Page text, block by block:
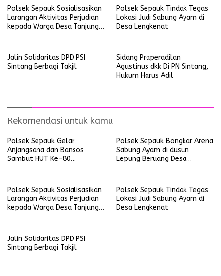
Polsek Sepauk Sosialisasikan
Larangan Aktivitas Perjudian
kepada Warga Desa Tanjung
Polsek Sepauk Tindak Tegas
Lokasi Judi Sabung Ayam di
Desa Lengkenat
Jalin Solidaritas DPD PSI
Sintang Berbagi Takjil
Sidang Praperadilan
Agustinus dkk Di PN Sintang,
Hukum Harus Adil
Rekomendasi untuk kamu
Polsek Sepauk Gelar
Anjangsana dan Bansos
Sambut HUT Ke-80
Polsek Sepauk Bongkar Arena
Sabung Ayam di dusun
Lepung Beruang Desa
Polsek Sepauk Sosialisasikan
Larangan Aktivitas Perjudian
kepada Warga Desa Tanjung
Polsek Sepauk Tindak Tegas
Lokasi Judi Sabung Ayam di
Desa Lengkenat
Jalin Solidaritas DPD PSI
Sintang Berbagi Takjil